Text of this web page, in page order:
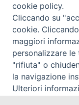
Rue
tel.
cookie policy.
Cliccando su
cookie.
maggiori
personalizzare
"rifiuta" o
la navigazione
Ulteriori